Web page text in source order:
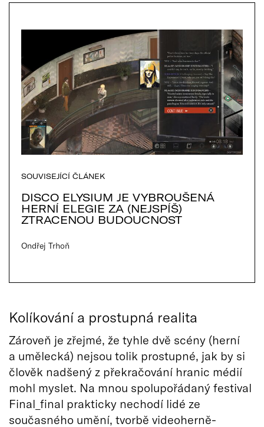
SOUVISEJÍCÍ ČLÁNEK
DISCO ELYSIUM JE VYBROUŠENÁ
HERNÍ ELEGIE ZA (NEJSPÍŠ)
ZTRACENOU BUDOUCNOST
Ondřej Trhoň
Kolíkování a prostupná realita
Zároveň je zřejmé, že tyhle dvě scény (herní
a umělecká) nejsou tolik prostupné, jak by si
člověk nadšený z překračování hranic médií
mohl myslet. Na mnou spolupořádaný festival
Final_final prakticky nechodí lidé ze
současného umění, tvorbě videoherně-